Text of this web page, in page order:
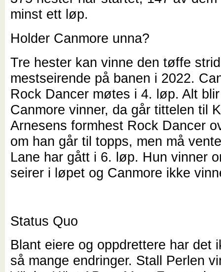
minst ett løp.
Holder Canmore unna?
Tre hester kan vinne den tøffe
mestseirende på banen i 2022.
Rock Dancer møtes i 4. løp. Alt
Canmore vinner, da går tittelen til
Arnesens formhest Rock Dancer
om han går til topps, men må
Lane har gått i 6. løp. Hun vinner
seirer i løpet og Canmore ikke
Status Quo
Blant eiere og oppdrettere har det
så mange endringer. Stall Perlen